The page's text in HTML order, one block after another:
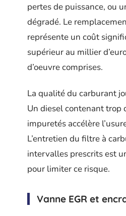
pertes de puissance, ou
dégradé. Le
représente un coût
supérieur au millier
d’oeuvre comprises.
La qualité du carburant
Un diesel contenant trop
impuretés accélère
L’entretien du filtre à
intervalles prescrits est
pour limiter ce risque.
Vanne EGR et